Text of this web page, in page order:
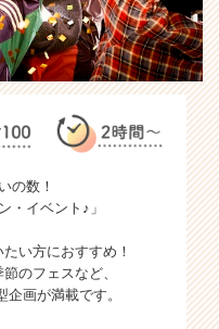
の数！
・イベント♪」
い方におすすめ！
のフェスなど、
画が満載です。